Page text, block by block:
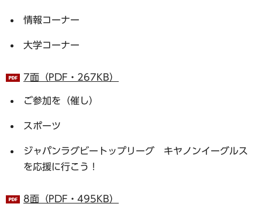
情報コーナー
大学コーナー
7面（PDF・267KB）
ご参加を（催し）
スポーツ
ジャパンラグビートップリーグ キヤノンイーグルス
を応援に行こう！
8面（PDF・495KB）